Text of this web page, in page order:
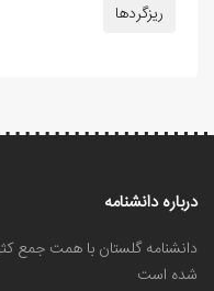
ریزگردها
درباره دانشنامه
دانشنامه گلستان با همت جمع
شده است